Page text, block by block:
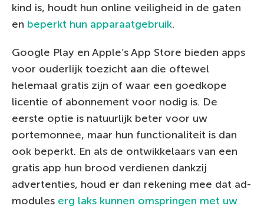
kind is, houdt hun online veiligheid in de gaten
en beperkt hun apparaatgebruik.
Google Play en Apple’s App Store bieden apps
voor ouderlijk toezicht aan die oftewel
helemaal gratis zijn of waar een goedkope
licentie of abonnement voor nodig is. De
eerste optie is natuurlijk beter voor uw
portemonnee, maar hun functionaliteit is dan
ook beperkt. En als de ontwikkelaars van een
gratis app hun brood verdienen dankzij
advertenties, houd er dan rekening mee dat ad-
modules erg laks kunnen omspringen met uw